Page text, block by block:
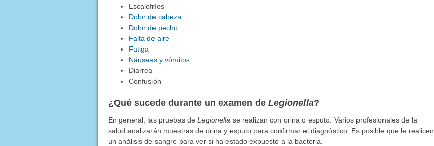
Escalofríos
Dolor de cabeza
Dolor de pecho
Falta de aire
Fatiga
Náuseas y vómitos
Diarrea
Confusión
¿Qué sucede durante un examen de Legionella?
En general, las pruebas de Legionella se realizan con orina o esputo. Varios profesionales de la
salud analizarán muestras de orina y esputo para confirmar el diagnóstico. Es posible que le realicen
un análisis de sangre para ver si ha estado expuesto a la bacteria.